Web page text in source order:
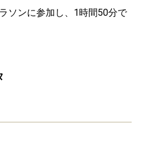
ソンに参加し、1時間50分で